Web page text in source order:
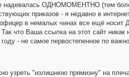
надевалась ОДНОМОМЕНТНО (тем
приказов - я недавно в
в немалых чинах все ещё
что Ваша ссылка на этот сайт
- не самое первостепенное по
узреть "излишнюю прямизну" на